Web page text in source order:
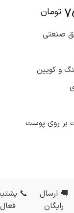
تومان
صنعتی
و کویین
بر روی پوست
🚚 ارسال
رایگان
📞
فعال